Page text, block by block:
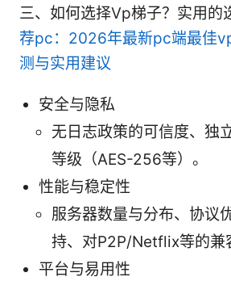
三、如何选择Vp梯子？实用的
荐pc：2026年最新pc端最佳
测与实用建议
安全与隐私
无日志政策的可信度、独
等级（AES-256等）。
性能与稳定性
服务器数量与分布、协议
持、对P2P/Netflix等的兼
平台与易用性